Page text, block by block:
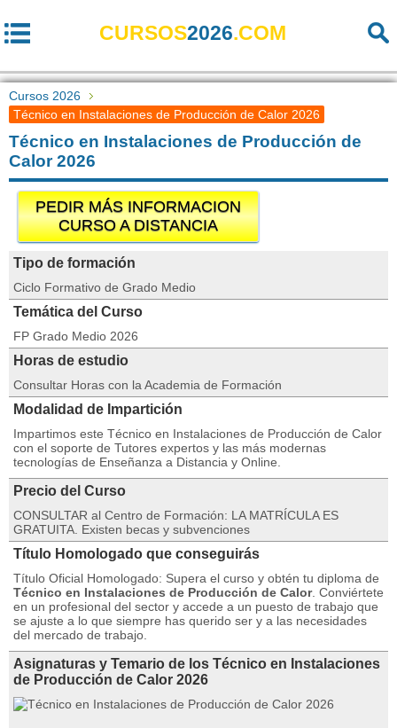
CURSOS2026.COM
Cursos 2026
Técnico en Instalaciones de Producción de Calor 2026
Técnico en Instalaciones de Producción de
Calor 2026
PEDIR MÁS INFORMACION
CURSO A DISTANCIA
Tipo de formación
Ciclo Formativo de Grado Medio
Temática del Curso
FP Grado Medio 2026
Horas de estudio
Consultar Horas con la Academia de Formación
Modalidad de Impartición
Impartimos este Técnico en Instalaciones de Producción de Calor
con el soporte de Tutores expertos y las más modernas
tecnologías de Enseñanza a Distancia y Online.
Precio del Curso
CONSULTAR al Centro de Formación: LA MATRÍCULA ES
GRATUITA. Existen becas y subvenciones
Título Homologado que conseguirás
Título Oficial Homologado: Supera el curso y obtén tu diploma de
Técnico en Instalaciones de Producción de Calor. Conviértete
en un profesional del sector y accede a un puesto de trabajo que
se ajuste a lo que siempre has querido ser y a las necesidades
del mercado de trabajo.
Asignaturas y Temario de los Técnico en Instalaciones
de Producción de Calor 2026